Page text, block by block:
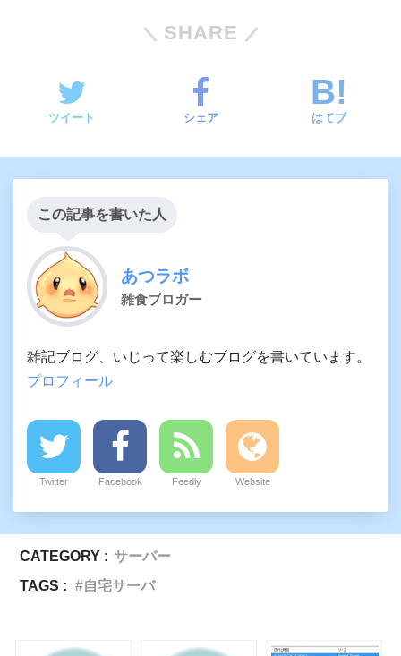
SHARE
ツイート シェア はてブ
この記事を書いた人
あつラボ
雑食ブロガー
雑記ブログ、いじって楽しむブログを書いています。
プロフィール
Twitter Facebook Feedly Website
CATEGORY : サーバー
TAGS :
自宅サーバ